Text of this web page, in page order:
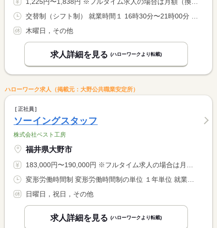
1,225円〜1,838円 ※フルタイム求人の場合は月額（換算額）、パート求人の場合は時間額を表示しています。
交替制（シフト制） 就業時間１ 16時30分〜21時00分 就業時間２ 13時00分〜19時00分 就業時間３ 12時00分〜16時00分 又は 12時00分〜21時00分の時間の間の4時間以上 就業時間に関する特記事項 （１）平日１６：３０〜２１：００ <BR> （２）土曜１３：００〜１９：００ <BR> （３）日曜１２：００〜１６：００
木曜日，その他
求人詳細を見る (ハローワークより転載)
ハローワーク求人（掲載元：大野公共職業安定所）
正社員
ソーイングスタッフ
株式会社ベスト工房
福井県大野市
183,000円〜190,000円 ※フルタイム求人の場合は月額（換算額）、パート求人の場合は時間額を表示しています。
変形労働時間制 変形労働時間制の単位 １年単位 就業時間１ 8時10分〜17時10分 就業時間２ 8時10分〜12時10分 就業時間に関する特記事項 （２）は年末最終日の就業時間です（年間就業時間２０８４時間）
日曜日，祝日，その他
求人詳細を見る (ハローワークより転載)